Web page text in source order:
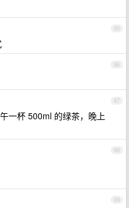
95
96
97
一杯 500ml 的绿茶，晚上
98
99